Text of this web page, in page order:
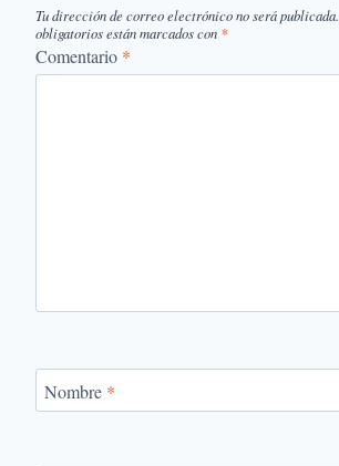
Tu dirección de correo electrónico no será publicada.
obligatorios están marcados con *
Comentario *
Nombre *